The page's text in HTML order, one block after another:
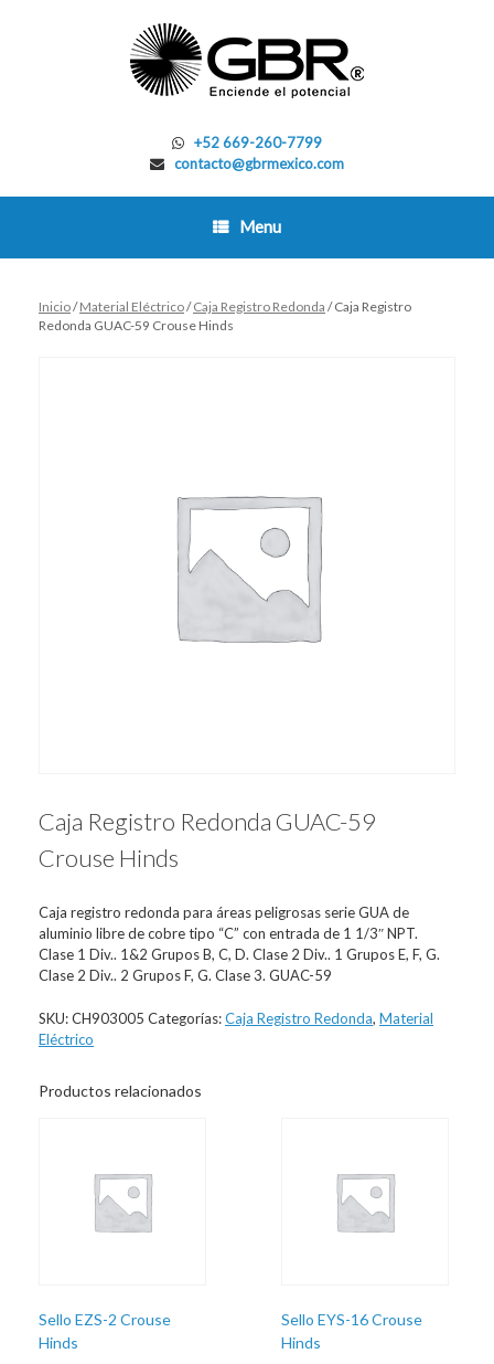
+52 669-260-7799
contacto@gbrmexico.com
Menu
Inicio/Material Eléctrico/Caja Registro Redonda / Caja Registro
Redonda GUAC-59 Crouse Hinds
Caja Registro Redonda GUAC-59
Crouse Hinds
Caja registro redonda para áreas peligrosas serie GUA de
aluminio libre de cobre tipo “C” con entrada de 1 1/3″ NPT.
Clase 1 Div.. 1&2 Grupos B, C, D. Clase 2 Div.. 1 Grupos E, F, G.
Clase 2 Div.. 2 Grupos F, G. Clase 3. GUAC-59
SKU:CH903005 Categorías:Caja Registro Redonda, Material
Eléctrico
Productos relacionados
Sello EZS-2 Crouse
Hinds
Sello EYS-16 Crouse
Hinds